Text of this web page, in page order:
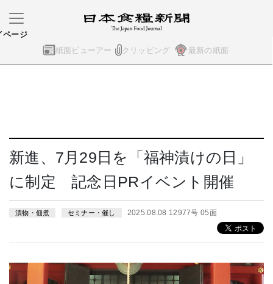
紙面ビューアー クリッピング 最新の紙面
ページ
新進、7月29日を「福神漬けの日」
に制定 記念日PRイベント開催
漬物・佃煮 セミナー・催し 2025.08.08 12977号 05面